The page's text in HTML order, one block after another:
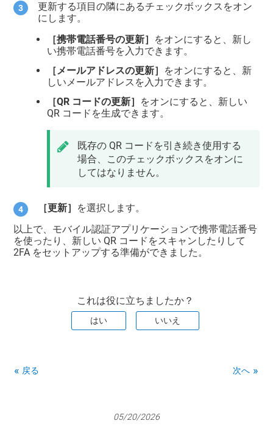
更新する項目の隣にあるチェックボックスをオン
にします。
［携帯電話番号の更新］ をオンにすると、新し
い携帯電話番号を入力できます。
［メールアドレスの更新］ をオンにすると、新
しいメールアドレスを入力できます。
［QR コードの更新］ をオンにすると、新しい
QR コードを生成できます。
既存の QR コードを引き続き使用する
場合、このチェックボックスをオンに
してはなりません。
［更新］ を選択します。
以上で、モバイル認証アプリケーションで携帯電話番号
を使ったり、新しい QR コードをスキャンしたりして
2FA をセットアップする準備ができました。
これは役に立ちましたか？
はい いいえ
戻る 次へ
05/20/2026